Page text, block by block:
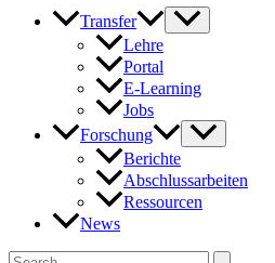
Transfer
Lehre
Portal
E-Learning
Jobs
Forschung
Berichte
Abschlussarbeiten
Ressourcen
News